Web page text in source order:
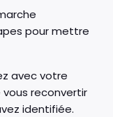
pour mettre
avec votre
reconvertir
identifiée.